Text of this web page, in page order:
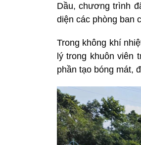
Dầu, chương trình
diện các phòng ban
Trong không khí
lý trong khuôn viên
phần tạo bóng mát,